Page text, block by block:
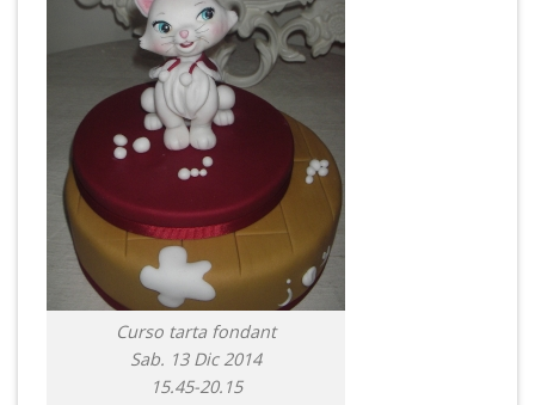
Curso tarta fondant
Sab. 13 Dic 2014
15.45-20.15